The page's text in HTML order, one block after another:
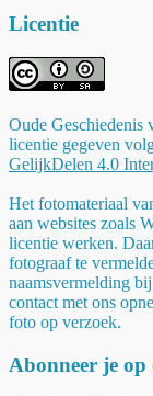
Licentie
Oude Geschiedenis
licentie gegeven
GelijkDelen 4.0
Het fotomateriaal
aan websites zoals
licentie werken.
fotograaf te
naamsvermelding
contact met ons
foto op verzoek.
Abonneer je op